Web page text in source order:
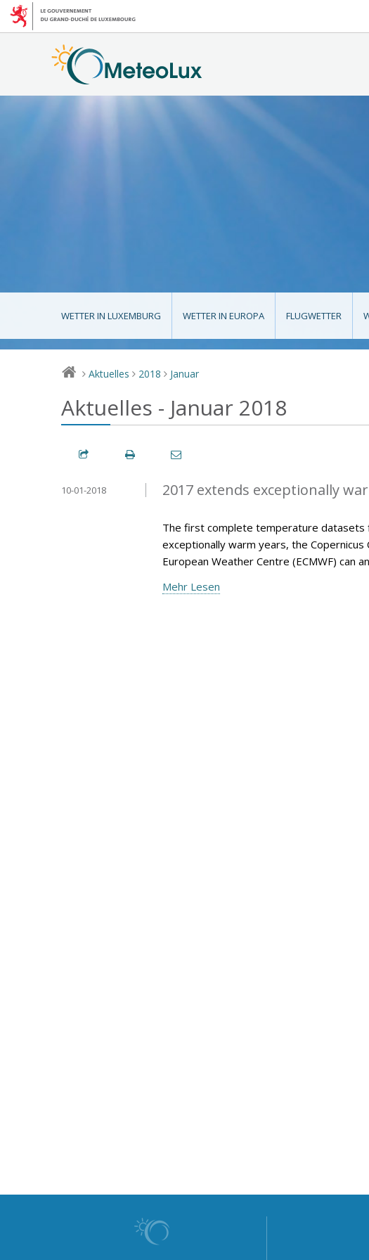
WETTER IN LUXEMBURG WETTER IN EUROPA FLUGWETTER
> Aktuelles > 2018 > Januar
Aktuelles - Januar 2018
2017 extends exceptionally
10-01-2018
The first complete temperature
exceptionally warm years, the Copernicus
European Weather Centre (ECMWF) can
Mehr Lesen